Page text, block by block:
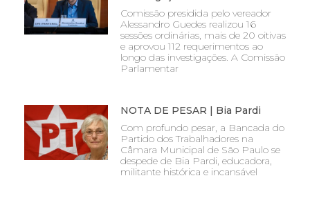
Comissão presidida pelo vereador
Alessandro Guedes realizou 16
sessões ordinárias, mais de 20 oitivas
e aprovou 112 requerimentos ao
longo das investigações. A Comissão
Parlamentar
NOTA DE PESAR | Bia Pardi
Com profundo pesar, a Bancada do
Partido dos Trabalhadores na
Câmara Municipal de São Paulo se
despede de Bia Pardi, educadora,
militante histórica e incansável